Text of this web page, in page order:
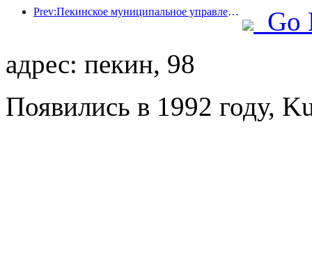
Prev:Пекинское муниципальное управление культуры и туризма: В 2025 году Пекин принял 5,48 миллиона иностранных туристов, что на 39% больше, чем годом ранее.
Go
адрес: пекин, 98
Появились в 1992 году,